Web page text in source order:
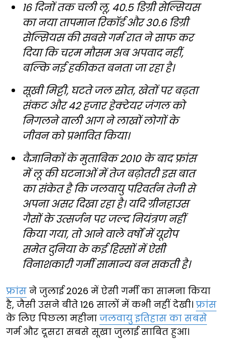
16 दिनों तक चली लू, 40.5 डिग्री सेल्सियस
का नया तापमान रिकॉर्ड और 30.6 डिग्री
सेल्सियस की सबसे गर्म रात ने साफ कर
दिया कि चरम मौसम अब अपवाद नहीं,
बल्कि नई हकीकत बनता जा रहा है।
सूखी मिट्टी, घटते जल स्रोत, खेतों पर बढ़ता
संकट और 42 हजार हेक्टेयर जंगल को
निगलने वाली आग ने लाखों लोगों के
जीवन को प्रभावित किया।
वैज्ञानिकों के मुताबिक 2010 के बाद फ्रांस
में लू की घटनाओं में तेज बढ़ोतरी इस बात
का संकेत है कि जलवायु परिवर्तन तेजी से
अपना असर दिखा रहा है। यदि ग्रीनहाउस
गैसों के उत्सर्जन पर जल्द नियंत्रण नहीं
किया गया, तो आने वाले वर्षों में यूरोप
समेत दुनिया के कई हिस्सों में ऐसी
विनाशकारी गर्मी सामान्य बन सकती है।
फ्रांस ने जुलाई 2026 में ऐसी गर्मी का सामना किया
है, जैसी उसने बीते 126 सालों में कभी नहीं देखी। फ्रांस
के लिए पिछला महीना जलवायु इतिहास का सबसे
गर्म और दूसरा सबसे सूखा जुलाई साबित हुआ।